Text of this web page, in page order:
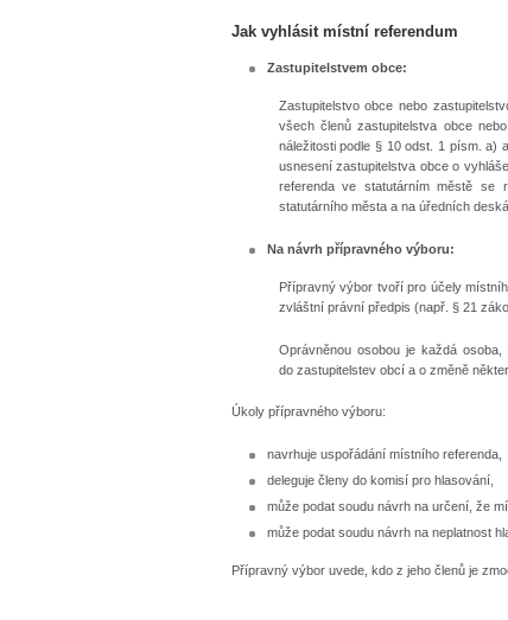
Jak vyhlásit místní referendum
Zastupitelstvem obce:
Zastupitelstvo obce nebo
všech členů zastupitelstva obce
náležitosti podle § 10 odst. 1 písm. a)
usnesení zastupitelstva obce o
referenda ve statutárním městě se
statutárního města a na úředních
Na návrh přípravného výboru:
Přípravný výbor tvoří pro účely
zvláštní právní předpis (např. § 21
Oprávněnou osobou je každá
do zastupitelstev obcí a o změně
Úkoly přípravného výboru:
navrhuje uspořádání místního referenda,
deleguje členy do komisí pro hlasování,
může podat soudu návrh na určení, že
může podat soudu návrh na neplatnost
Přípravný výbor uvede, kdo z jeho členů je